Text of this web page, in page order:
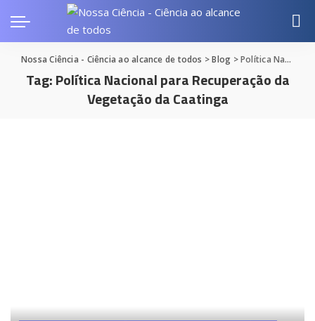
Nossa Ciência - Ciência ao alcance de todos >Blog >Política Nacional para Recuperação da Vegetação da Caatinga
Tag:Política Nacional para Recuperação da
Vegetação da Caatinga